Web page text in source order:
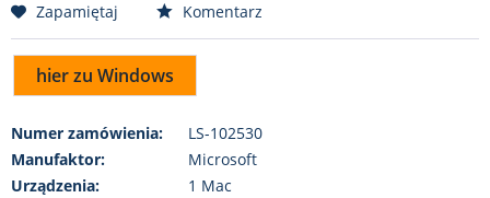
Zapamiętaj Komentarz
hier zu Windows
Numer zamówienia:
LS-102530
Manufaktor:
Microsoft
Urządzenia:
1 Mac